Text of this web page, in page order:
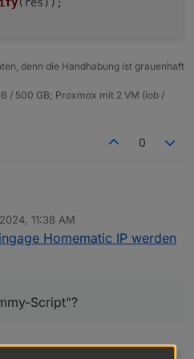
denn die Handhabung ist grauenhaft
/ 500 GB; Proxmox mit 2 VM (iob /
0
Script"?
an, hatte es hier irgendwo
angehen und das Licht
ich im
11:38 AM
Homematic IP werden
Script"?